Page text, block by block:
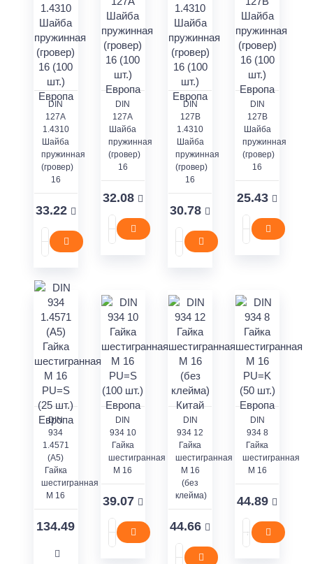
DIN
127А
1.4310
Шайба
пружинная
(гровер)
16
33.22
DIN
127А
Шайба
пружинная
(гровер)
16
32.08
DIN
127В
1.4310
Шайба
пружинная
(гровер)
16
30.78
DIN
127В
Шайба
пружинная
(гровер)
16
25.43
DIN
934
1.4571
(A5)
Гайка
шестигранная
M 16
134.49
DIN
934 10
Гайка
шестигранная
M 16
39.07
DIN
934 12
Гайка
шестигранная
M 16
(без
клейма)
44.66
DIN
934 8
Гайка
шестигранная
M 16
44.89